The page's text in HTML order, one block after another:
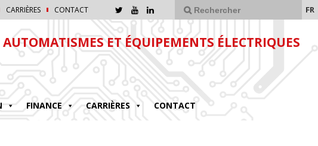
CARRIÈRES CONTACT FR
AUTOMATISMES ET ÉQUIPEMENTS ÉLECTRIQUES
FINANCE CARRIÈRES CONTACT